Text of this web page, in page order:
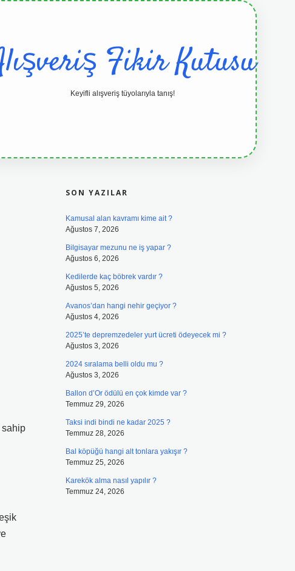
Fikir Kutusu
Keyifli alışveriş tüyolarıyla tanış!
sahip
SON YAZILAR
Kamusal alan kavramı kime ait ?
Ağustos 7, 2026
Bilgisayar mezunu ne iş yapar ?
Ağustos 6, 2026
Kedilerde kaç böbrek vardır ?
Ağustos 5, 2026
Avanos’dan hangi nehir geçiyor ?
Ağustos 4, 2026
2025’te depremzedeler yurt ücreti ödeyecek mi ?
Ağustos 3, 2026
2024 sıralama belli oldu mu ?
Ağustos 3, 2026
Ballon d’Or ödülü en çok kimde var ?
Temmuz 29, 2026
Taksi indi bindi ne kadar 2025 ?
Temmuz 28, 2026
Bal köpüğü hangi alt tonlara yakışır ?
Temmuz 25, 2026
Karekök alma nasıl yapılır ?
Temmuz 24, 2026